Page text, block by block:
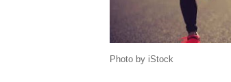
Photo by iStock